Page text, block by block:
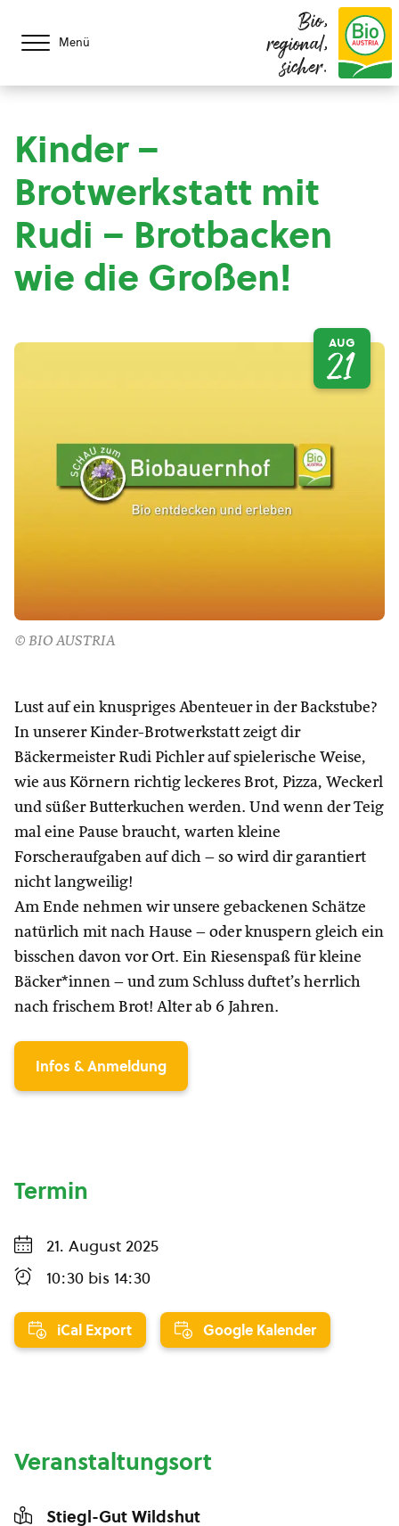
Menü
Bio,
regional,
sicher.
Kinder –
Brotwerkstatt mit
Rudi – Brotbacken
wie die Großen!
© BIO AUSTRIA
AUG
21
Lust auf ein knuspriges Abenteuer in der Backstube?
In unserer Kinder-Brotwerkstatt zeigt dir
Bäckermeister Rudi Pichler auf spielerische Weise,
wie aus Körnern richtig leckeres Brot, Pizza, Weckerl
und süßer Butterkuchen werden. Und wenn der Teig
mal eine Pause braucht, warten kleine
Forscheraufgaben auf dich – so wird dir garantiert
nicht langweilig!
Am Ende nehmen wir unsere gebackenen Schätze
natürlich mit nach Hause – oder knuspern gleich ein
bisschen davon vor Ort. Ein Riesenspaß für kleine
Bäcker*innen – und zum Schluss duftet’s herrlich
nach frischem Brot! Alter ab 6 Jahren.
Infos & Anmeldung
Termin
21. August 2025
10:30 bis 14:30
iCal Export Google Kalender
Veranstaltungsort
Stiegl-Gut Wildshut